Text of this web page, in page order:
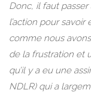
Donc, il faut
l’action pour savoir
comme nous
de la frustration et
qu’il y a eu une
NDLR) qui a